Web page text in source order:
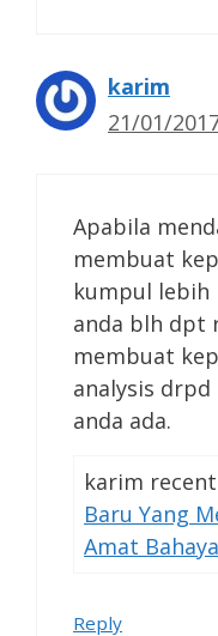
karim
21/01/
Apabila
membuat
kumpul lebih
anda blh dpt
membuat
analysis
anda ada.
karim
Baru Yang
Amat Bahaya
Reply